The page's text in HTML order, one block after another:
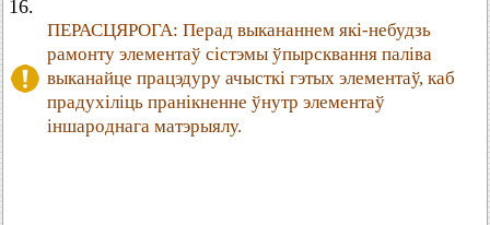
16.
ПЕРАСЦЯРОГА: Перад выкананнем які-небудзь
рамонту элементаў сістэмы ўпырсквання паліва
выканайце працэдуру ачысткі гэтых элементаў, каб
прадухіліць пранікненне ўнутр элементаў
іншароднага матэрыялу.